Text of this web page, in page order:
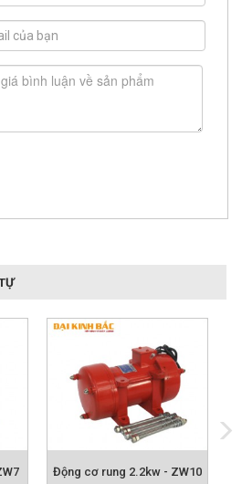
Động cơ rung 2.2kw - ZW10